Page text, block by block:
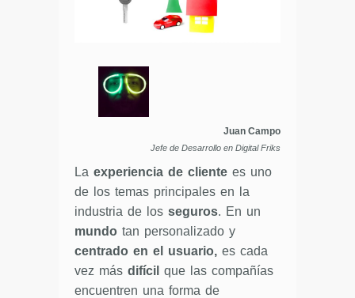
Juan Campo
Jefe de Desarrollo en Digital Friks
La experiencia de cliente es uno
de los temas principales en la
industria de los seguros. En un
mundo tan personalizado y
centrado en el usuario, es cada
vez más difícil que las compañías
encuentren una forma de